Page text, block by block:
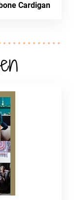
Cardigan